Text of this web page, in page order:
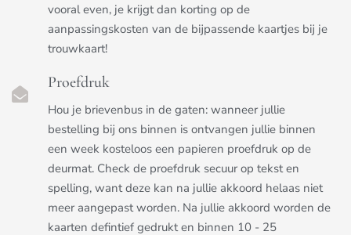
vooral even, je krijgt dan korting op de
aanpassingskosten van de bijpassende kaartjes bij je
trouwkaart!
Proefdruk
Hou je brievenbus in de gaten: wanneer jullie
bestelling bij ons binnen is ontvangen jullie binnen
een week kosteloos een papieren proefdruk op de
deurmat. Check de proefdruk secuur op tekst en
spelling, want deze kan na jullie akkoord helaas niet
meer aangepast worden. Na jullie akkoord worden de
kaarten defintief gedrukt en binnen 10 - 25